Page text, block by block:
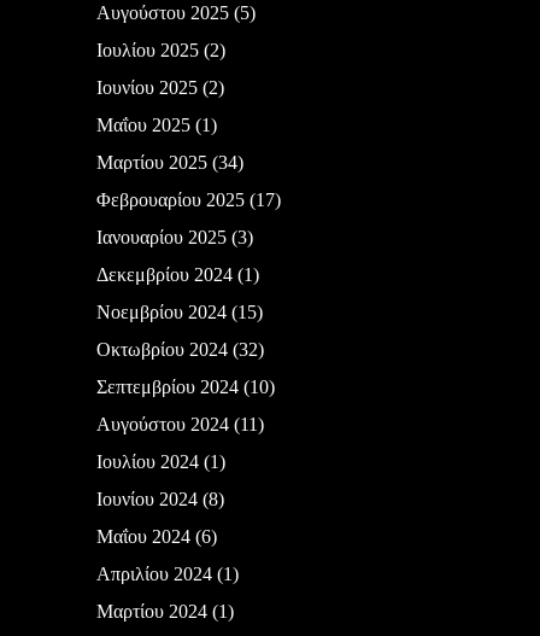
Αυγούστου 2025(5)
Ιουλίου 2025(2)
Ιουνίου 2025(2)
Μαΐου 2025(1)
Μαρτίου 2025(34)
Φεβρουαρίου 2025(17)
Ιανουαρίου 2025(3)
Δεκεμβρίου 2024(1)
Νοεμβρίου 2024(15)
Οκτωβρίου 2024(32)
Σεπτεμβρίου 2024(10)
Αυγούστου 2024(11)
Ιουλίου 2024(1)
Ιουνίου 2024(8)
Μαΐου 2024(6)
Απριλίου 2024(1)
Μαρτίου 2024(1)